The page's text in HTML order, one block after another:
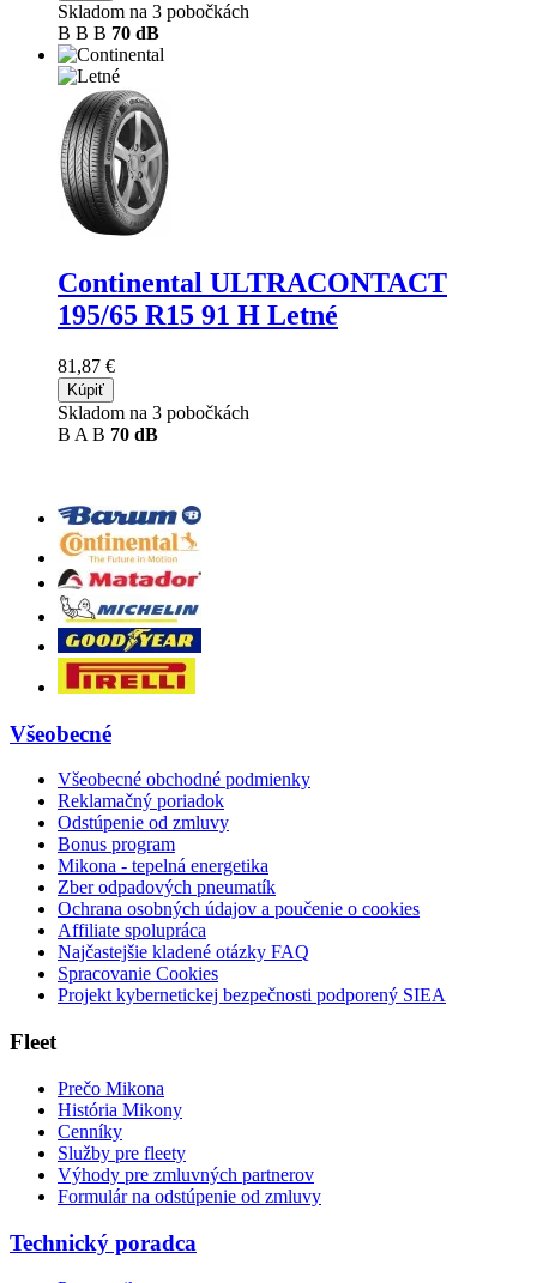
Skladom na 3 pobočkách
B B B 70 dB
Continental ULTRACONTACT
195/65 R15 91 H Letné
81,87 €
Kúpiť
Skladom na 3 pobočkách
B A B 70 dB
Všeobecné
Všeobecné obchodné podmienky
Reklamačný poriadok
Odstúpenie od zmluvy
Bonus program
Mikona - tepelná energetika
Zber odpadových pneumatík
Ochrana osobných údajov a poučenie o cookies
Affiliate spolupráca
Najčastejšie kladené otázky FAQ
Spracovanie Cookies
Projekt kybernetickej bezpečnosti podporený SIEA
Fleet
Prečo Mikona
História Mikony
Cenníky
Služby pre fleety
Výhody pre zmluvných partnerov
Formulár na odstúpenie od zmluvy
Technický poradca